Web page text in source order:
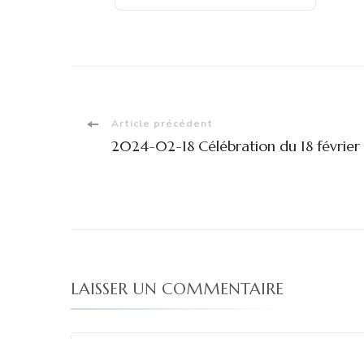
Navigation
Article précédent
2024-02-18 Célébration du 18 février
LAISSER UN COMMENTAIRE